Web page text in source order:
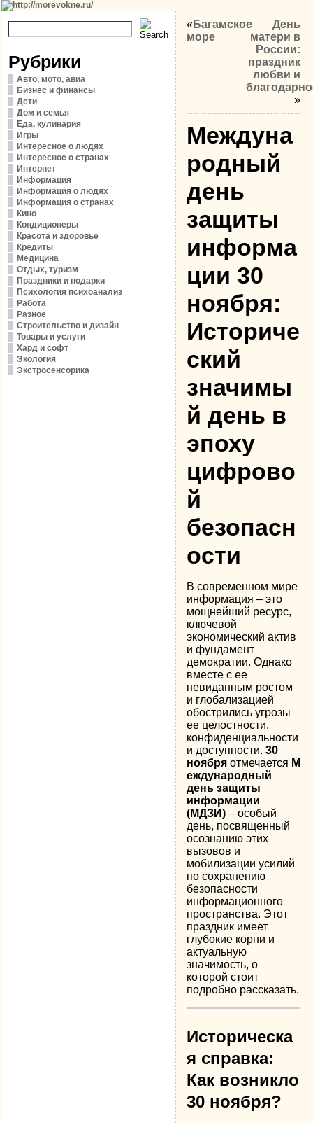
Рубрики
Авто, мото, авиа
Бизнес и финансы
Дети
Дом и семья
Еда, кулинария
Игры
Интересное о людях
Интересное о странах
Интернет
Информация
Информация о людях
Информация о странах
Кино
Кондиционеры
Красота и здоровье
Кредиты
Медицина
Отдых, туризм
Праздники и подарки
Психология психоанализ
Работа
Разное
Строительство и дизайн
Товары и услуги
Хард и софт
Экология
Экстросенсорика
«Багамское
море
День
матери в
России:
праздник
любви и
»
Междуна
родный
день
защиты
информа
ции 30
ноября:
Историче
ский
значимы
й день в
эпоху
цифрово
й
безопасн
ости
В современном мире
информация – это
мощнейший ресурс,
ключевой
экономический актив
и фундамент
демократии. Однако
вместе с ее
невиданным ростом
и глобализацией
обострились угрозы
ее целостности,
конфиденциальности
и доступности.30
ноября отмечается М
еждународный
день защиты
информации
(МДЗИ) – особый
день, посвященный
осознанию этих
вызовов и
мобилизации усилий
по сохранению
безопасности
информационного
пространства. Этот
праздник имеет
глубокие корни и
актуальную
значимость, о
которой стоит
подробно рассказать.
Историческа
я справка:
Как возникло
30 ноября?